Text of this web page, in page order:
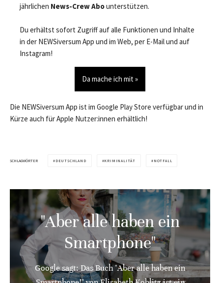
jährlichen News-Crew Abounterstützen.
Du erhältst sofort Zugriff auf alle Funktionen und Inhalte
in der NEWSiversum App und im Web, per E-Mail und auf
Instagram!
Da mache ich mit »
Die NEWSiversum App ist im Google Play Store verfügbar und in
Kürze auch für Apple Nutzer:innen erhältlich!
SCHLAGWÖRTER DEUTSCHLAND KRIMINALITÄT NOTFALL
"Aber alle haben ein
Smartphone"
Google sagt: Das Buch "Aber alle haben ein